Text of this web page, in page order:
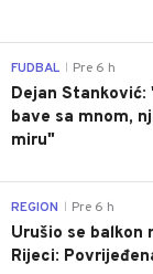
FUDBAL Pre 6 h
Dejan Stanković:
bave sa mnom,
miru"
REGION Pre 6 h
Urušio se balkon
Rijeci: